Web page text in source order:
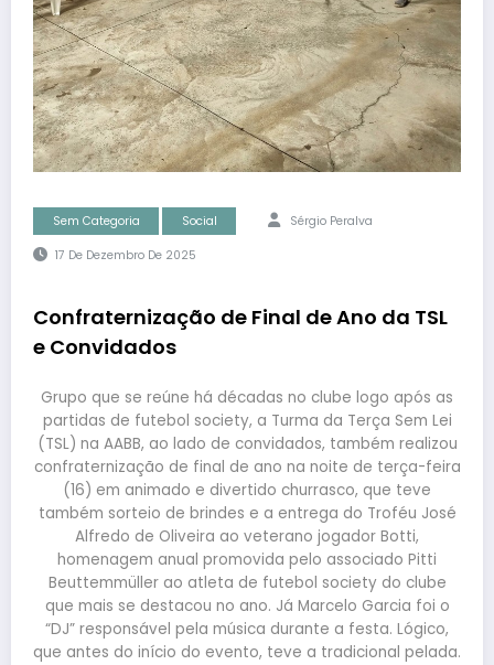
Sem Categoria Social Sérgio Peralva
17 De Dezembro De 2025
Confraternização de Final de Ano da TSL
e Convidados
Grupo que se reúne há décadas no clube logo após as
partidas de futebol society, a Turma da Terça Sem Lei
(TSL) na AABB, ao lado de convidados, também realizou
confraternização de final de ano na noite de terça-feira
(16) em animado e divertido churrasco, que teve
também sorteio de brindes e a entrega do Troféu José
Alfredo de Oliveira ao veterano jogador Botti,
homenagem anual promovida pelo associado Pitti
Beuttemmüller ao atleta de futebol society do clube
que mais se destacou no ano. Já Marcelo Garcia foi o
“DJ” responsável pela música durante a festa. Lógico,
que antes do início do evento, teve a tradicional pelada.